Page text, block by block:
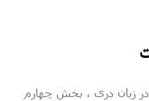
زبان دری ، بخش چهارم